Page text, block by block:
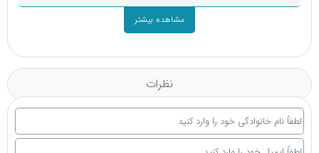
توانی نو، انتخابی مطمئن برای شماست! انواع دستکش جراحی
در بسته‌های 50 و 100 عددی، هم به صورت عمده و هم خرده
فروشی، با تضمین اصالت و کیفیت، در دسترس شما قرار دارد.
توانی نو به عنوان نمایندگی فروش دستکش جراحی، بهترین
برندها را با شرایط ویژه و ارسال سریع ارائه می‌کند. همین حالا
سفارش دهید و تجربه‌ای متفاوت از خرید تجهیزات پزشکی را
مشاهده بیشتر
نظرات